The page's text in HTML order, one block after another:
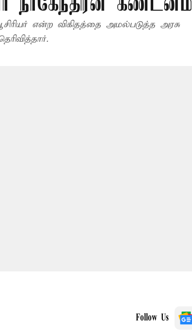
என்ற விகிதத்தை அமல்படுத்த அரசு
Follow Us